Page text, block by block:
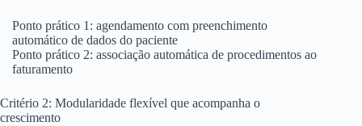
Ponto prático 1: agendamento com preenchimento
automático de dados do paciente
Ponto prático 2: associação automática de procedimentos ao
faturamento
Critério 2: Modularidade flexível que acompanha o
crescimento